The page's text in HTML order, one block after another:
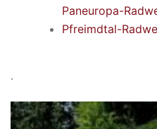
Paneuropa-
Pfreimdtal-
.